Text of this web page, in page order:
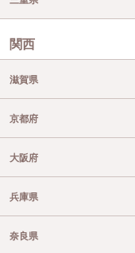
関西
滋賀県
京都府
大阪府
兵庫県
奈良県